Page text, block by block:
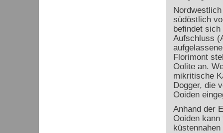
südöstlich
befindet
Aufschluss
Florimont
Oolite an.
mikritische
Dogger, die
Ooiden
Anhand der
Ooiden